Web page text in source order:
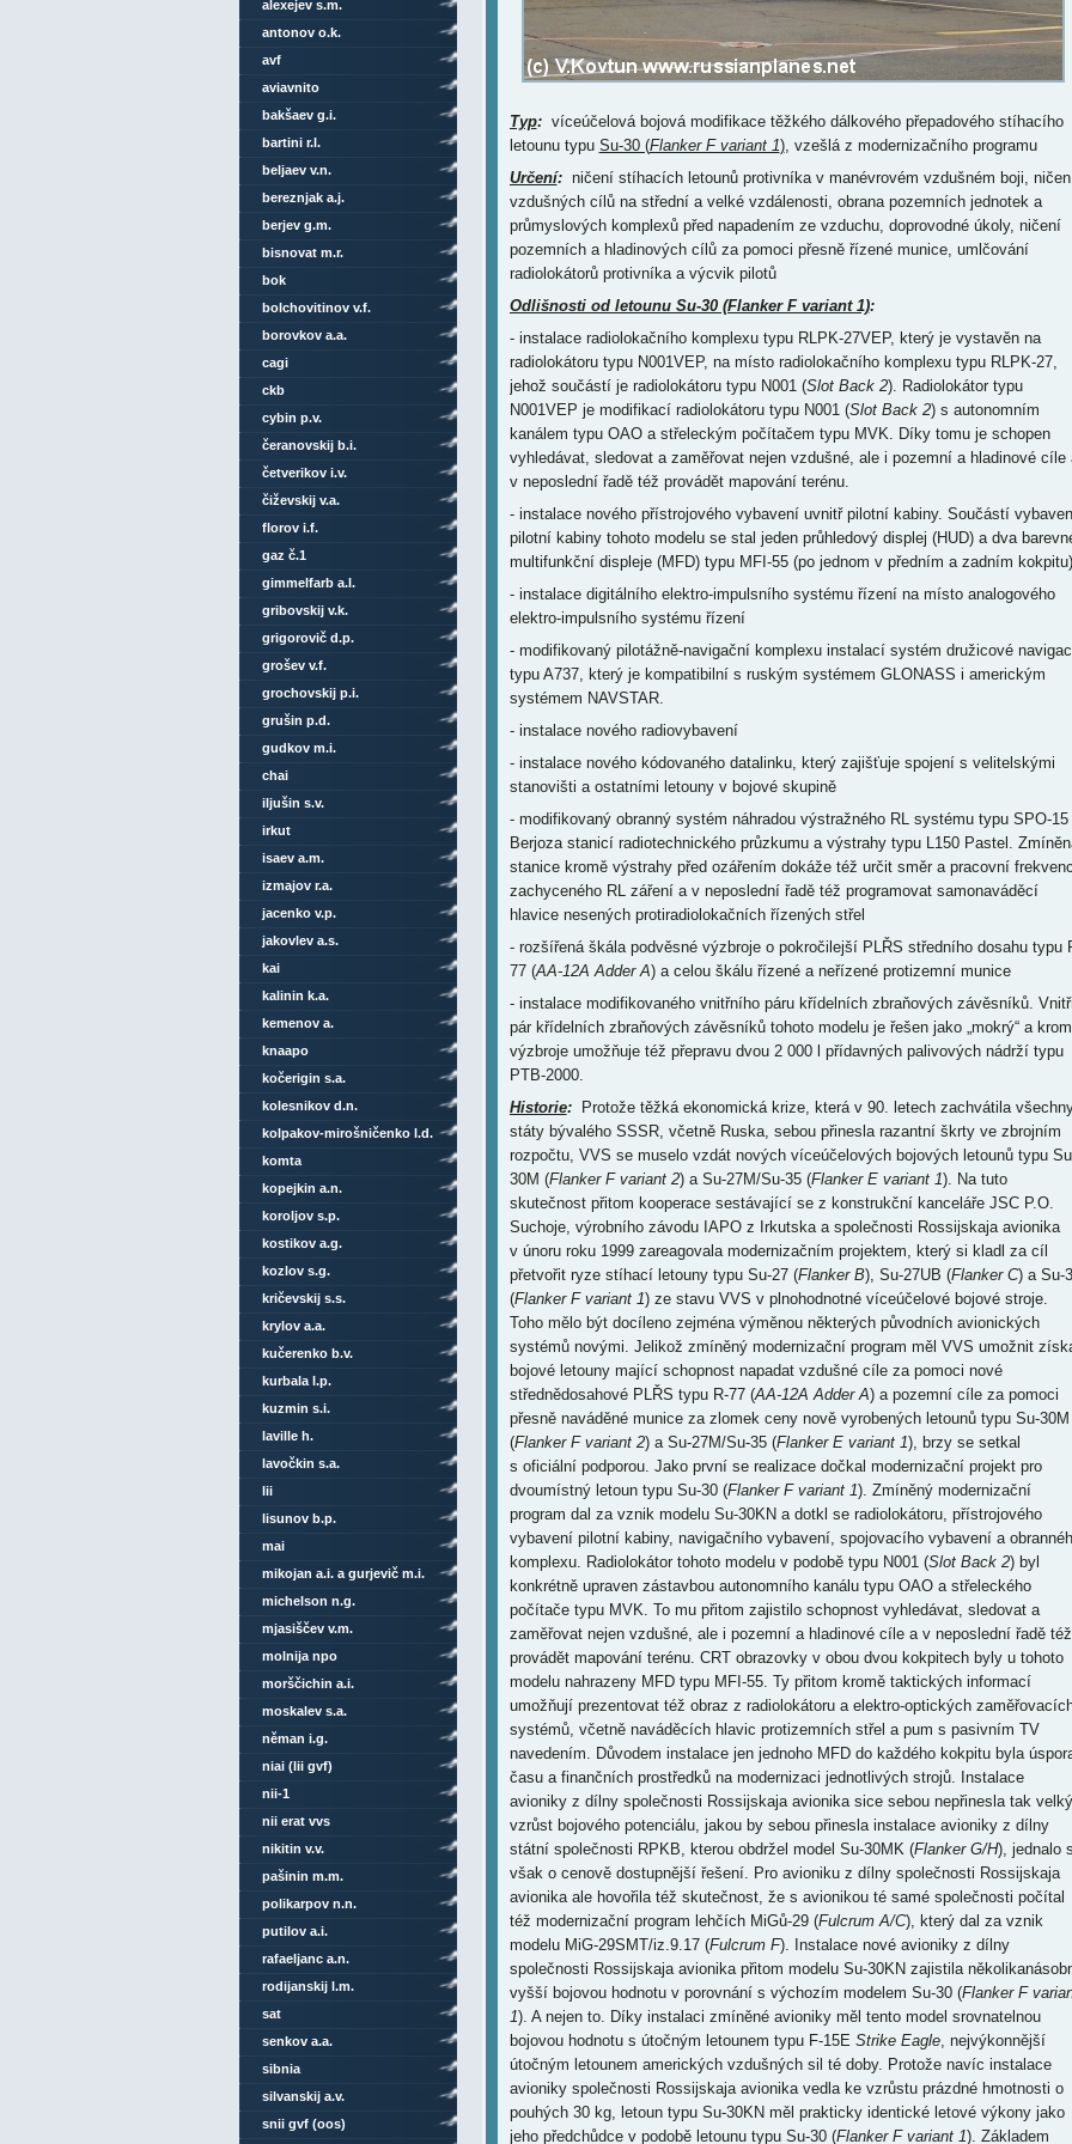
Typ:víceúčelová bojová modifikace těžkého dálkového přepadového stíhacího
letounu typu Su-30 (Flanker F variant 1), vzešlá z modernizačního programu
Určení:ničení stíhacích letounů protivníka v manévrovém vzdušném boji,
vzdušných cílů na střední a velké vzdálenosti, obrana pozemních jednotek a
průmyslových komplexů před napadením ze vzduchu, doprovodné úkoly, ničení
pozemních a hladinových cílů za pomoci přesně řízené munice, umlčování
radiolokátorů protivníka a výcvik pilotů
Odlišnosti od letounu Su-30 (Flanker F variant 1):
- instalace radiolokačního komplexu typu RLPK-27VEP, který je vystavěn na
radiolokátoru typu N001VEP, na místo radiolokačního komplexu typu RLPK-27,
jehož součástí je radiolokátoru typu N001 (Slot Back 2). Radiolokátor typu
N001VEP je modifikací radiolokátoru typu N001 (Slot Back 2) s autonomním
kanálem typu OAO a střeleckým počítačem typu MVK. Díky tomu je schopen
vyhledávat, sledovat a zaměřovat nejen vzdušné, ale i pozemní a hladinové cíle
v neposlední řadě též provádět mapování terénu.
- instalace nového přístrojového vybavení uvnitř pilotní kabiny. Součástí
pilotní kabiny tohoto modelu se stal jeden průhledový displej (HUD) a dva
multifunkční displeje (MFD) typu MFI-55 (po jednom v předním a zadním
- instalace digitálního elektro-impulsního systému řízení na místo analogového
elektro-impulsního systému řízení
- modifikovaný pilotážně-navigační komplexu instalací systém družicové
typu A737, který je kompatibilní s ruským systémem GLONASS i americkým
systémem NAVSTAR.
- instalace nového radiovybavení
- instalace nového kódovaného datalinku, který zajišťuje spojení s velitelskými
stanovišti a ostatními letouny v bojové skupině
- modifikovaný obranný systém náhradou výstražného RL systému typu SPO-15
Berjoza stanicí radiotechnického průzkumu a výstrahy typu L150 Pastel.
stanice kromě výstrahy před ozářením dokáže též určit směr a pracovní
zachyceného RL záření a v neposlední řadě též programovat samonaváděcí
hlavice nesených protiradiolokačních řízených střel
- rozšířená škála podvěsné výzbroje o pokročilejší PLŘS středního dosahu typu
77 (AA-12A Adder A) a celou škálu řízené a neřízené protizemní munice
- instalace modifikovaného vnitřního páru křídelních zbraňových závěsníků.
pár křídelních zbraňových závěsníků tohoto modelu je řešen jako „mokrý“ a
výzbroje umožňuje též přepravu dvou 2 000 l přídavných palivových nádrží typu
PTB-2000.
Historie:Protože těžká ekonomická krize, která v 90. letech zachvátila
státy bývalého SSSR, včetně Ruska, sebou přinesla razantní škrty ve zbrojním
rozpočtu, VVS se muselo vzdát nových víceúčelových bojových letounů typu
30M (Flanker F variant 2) a Su-27M/Su-35 (Flanker E variant 1). Na tuto
skutečnost přitom kooperace sestávající se z konstrukční kanceláře JSC P.O.
Suchoje, výrobního závodu IAPO z Irkutska a společnosti Rossijskaja avionika
v únoru roku 1999 zareagovala modernizačním projektem, který si kladl za cíl
přetvořit ryze stíhací letouny typu Su-27 (Flanker B), Su-27UB (Flanker C) a Su-
(Flanker F variant 1) ze stavu VVS v plnohodnotné víceúčelové bojové stroje.
Toho mělo být docíleno zejména výměnou některých původních avionických
systémů novými. Jelikož zmíněný modernizační program měl VVS umožnit
bojové letouny mající schopnost napadat vzdušné cíle za pomoci nové
střednědosahové PLŘS typu R-77 (AA-12A Adder A) a pozemní cíle za pomoci
přesně naváděné munice za zlomek ceny nově vyrobených letounů typu Su-30M
(Flanker F variant 2) a Su-27M/Su-35 (Flanker E variant 1), brzy se setkal
s oficiální podporou. Jako první se realizace dočkal modernizační projekt pro
dvoumístný letoun typu Su-30 (Flanker F variant 1). Zmíněný modernizační
program dal za vznik modelu Su-30KN a dotkl se radiolokátoru, přístrojového
vybavení pilotní kabiny, navigačního vybavení, spojovacího vybavení a
komplexu. Radiolokátor tohoto modelu v podobě typu N001 (Slot Back 2) byl
konkrétně upraven zástavbou autonomního kanálu typu OAO a střeleckého
počítače typu MVK. To mu přitom zajistilo schopnost vyhledávat, sledovat a
zaměřovat nejen vzdušné, ale i pozemní a hladinové cíle a v neposlední řadě též
provádět mapování terénu. CRT obrazovky v obou dvou kokpitech byly u tohoto
modelu nahrazeny MFD typu MFI-55. Ty přitom kromě taktických informací
umožňují prezentovat též obraz z radiolokátoru a elektro-optických
systémů, včetně naváděcích hlavic protizemních střel a pum s pasivním TV
navedením. Důvodem instalace jen jednoho MFD do každého kokpitu byla
času a finančních prostředků na modernizaci jednotlivých strojů. Instalace
avioniky z dílny společnosti Rossijskaja avionika sice sebou nepřinesla tak velký
vzrůst bojového potenciálu, jakou by sebou přinesla instalace avioniky z dílny
státní společnosti RPKB, kterou obdržel model Su-30MK (Flanker G/H), jednalo
však o cenově dostupnější řešení. Pro avioniku z dílny společnosti Rossijskaja
avionika ale hovořila též skutečnost, že s avionikou té samé společnosti počítal
též modernizační program lehčích MiGů-29 (Fulcrum A/C), který dal za vznik
modelu MiG-29SMT/iz.9.17 (Fulcrum F). Instalace nové avioniky z dílny
společnosti Rossijskaja avionika přitom modelu Su-30KN zajistila
vyšší bojovou hodnotu v porovnání s výchozím modelem Su-30 (Flanker F
1). A nejen to. Díky instalaci zmíněné avioniky měl tento model srovnatelnou
bojovou hodnotu s útočným letounem typu F-15E Strike Eagle, nejvýkonnější
útočným letounem amerických vzdušných sil té doby. Protože navíc instalace
avioniky společnosti Rossijskaja avionika vedla ke vzrůstu prázdné hmotnosti o
pouhých 30 kg, letoun typu Su-30KN měl prakticky identické letové výkony jako
jeho předchůdce v podobě letounu typu Su-30 (Flanker F variant 1). Základem
alexejev s.m.
antonov o.k.
avf
aviavnito
bakšaev g.i.
bartini r.l.
beljaev v.n.
bereznjak a.j.
berjev g.m.
bisnovat m.r.
bok
bolchovitinov v.f.
borovkov a.a.
cagi
ckb
cybin p.v.
čeranovskij b.i.
četverikov i.v.
čiževskij v.a.
florov i.f.
gaz č.1
gimmelfarb a.l.
gribovskij v.k.
grigorovič d.p.
grošev v.f.
grochovskij p.i.
grušin p.d.
gudkov m.i.
chai
iljušin s.v.
irkut
isaev a.m.
izmajov r.a.
jacenko v.p.
jakovlev a.s.
kai
kalinin k.a.
kemenov a.
knaapo
kočerigin s.a.
kolesnikov d.n.
kolpakov-mirošničenko l.d.
komta
kopejkin a.n.
koroljov s.p.
kostikov a.g.
kozlov s.g.
kričevskij s.s.
krylov a.a.
kučerenko b.v.
kurbala l.p.
kuzmin s.i.
laville h.
lavočkin s.a.
lii
lisunov b.p.
mai
mikojan a.i. a gurjevič m.i.
michelson n.g.
mjasiščev v.m.
molnija npo
morščichin a.i.
moskalev s.a.
něman i.g.
niai (lii gvf)
nii-1
nii erat vvs
nikitin v.v.
pašinin m.m.
polikarpov n.n.
putilov a.i.
rafaeljanc a.n.
rodijanskij l.m.
sat
senkov a.a.
sibnia
silvanskij a.v.
snii gvf (oos)